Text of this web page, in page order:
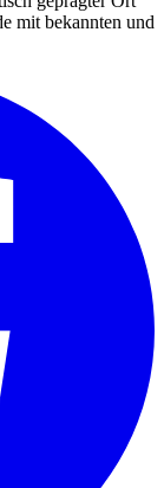
mit bekannten und